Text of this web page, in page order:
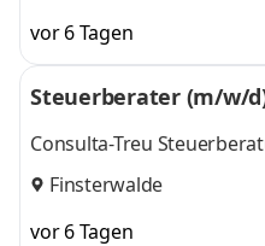
vor 6 Tagen
Steuerberater (m/w/
Consulta-Treu
mbHFinsterwalde
vor 6 Tagen